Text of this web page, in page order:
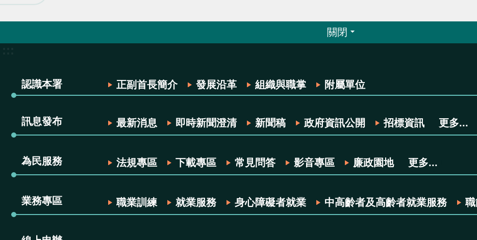
關閉
認識本署 正副首長簡介 發展沿革 組織與職掌 附屬單位
訊息發布 最新消息 即時新聞澄清 新聞稿 政府資訊公開 招標資訊 更多...
為民服務 法規專區 下載專區 常見問答 影音專區 廉政園地 更多...
業務專區 職業訓練 就業服務 身心障礙者就業 中高齡者及高齡者就業服務